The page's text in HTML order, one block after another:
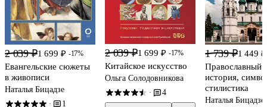
2 039 ₽1 699 ₽ -17%
Евангельские сюжеты
в живописи
Наталья Бицадзе
· 1
2 039 ₽1 699 ₽ -17%
Китайское искусство
Ольга Солодовникова
· 4
1 739 ₽1 449 ₽
Православный
история,
стилистика
Наталья Бицадзе